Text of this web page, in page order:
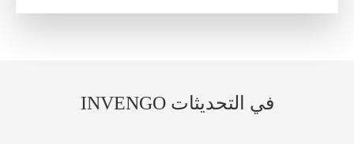
INVENGO في التحديثات